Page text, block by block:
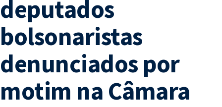
deputados
bolsonaristas
denunciados por
motim na Câmara